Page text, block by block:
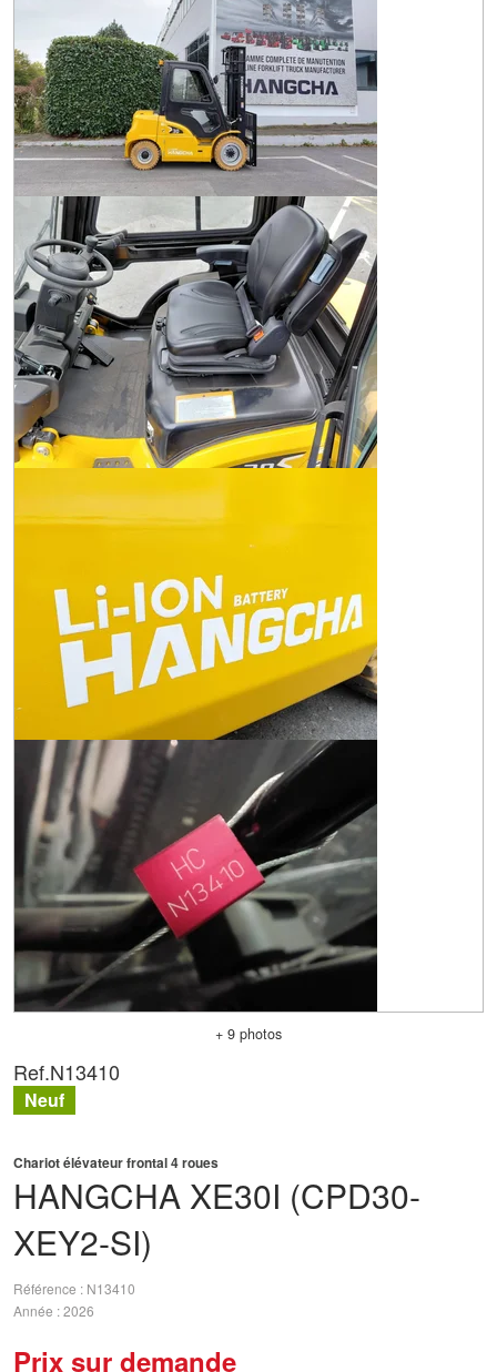
+ 9 photos
HANGCHA XE30I (CPD30-
XEY2-SI)
Chariot élévateur frontal 4 roues
Référence
N13410
Année 2026
Prix sur demande
Ref.N13410
Neuf